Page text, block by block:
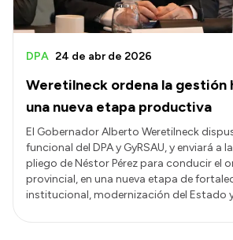
Weretilneck ordena la gestión
una nueva etapa productiva
DPA 24 de abr de 2026
El Gobernador Alberto Weretilneck
funcional del DPA y GyRSAU, y enviará a
pliego de Néstor Pérez para conducir el
provincial, en una nueva etapa de
institucional, modernización del Estado